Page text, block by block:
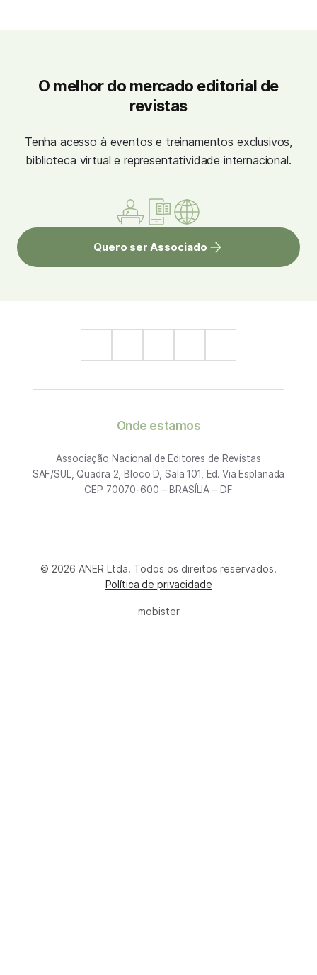
O melhor do mercado editorial de
revistas
Tenha acesso à eventos e treinamentos exclusivos,
biblioteca virtual e representatividade internacional.
Quero ser Associado
Onde estamos
Associação Nacional de Editores de Revistas
SAF/SUL, Quadra 2, Bloco D, Sala 101, Ed. Via Esplanada
CEP 70070-600 – BRASÍLIA – DF
© 2026 ANER Ltda. Todos os direitos reservados.
Política de privacidade
mobister